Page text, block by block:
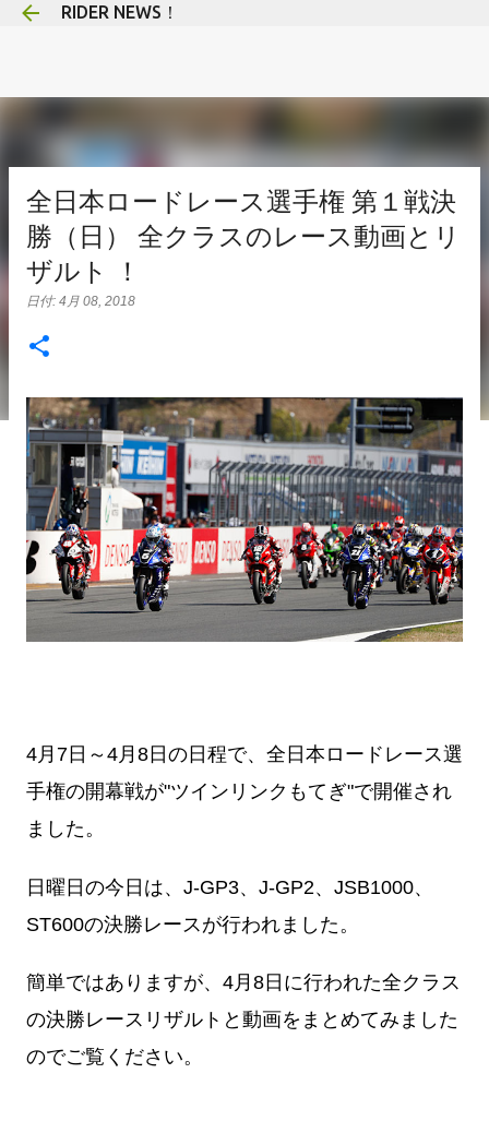
RIDER NEWS！
全日本ロードレース選手権 第１戦決
勝（日） 全クラスのレース動画とリ
ザルト ！
日付: 4月 08, 2018
4月7日～4月8日の日程で、全日本ロードレース選
手権の開幕戦が"ツインリンクもてぎ"で開催され
ました。
日曜日の今日は、J-GP3、J-GP2、JSB1000、
ST600の決勝レースが行われました。
簡単ではありますが、4月8日に行われた全クラス
の決勝レースリザルトと動画をまとめてみました
のでご覧ください。